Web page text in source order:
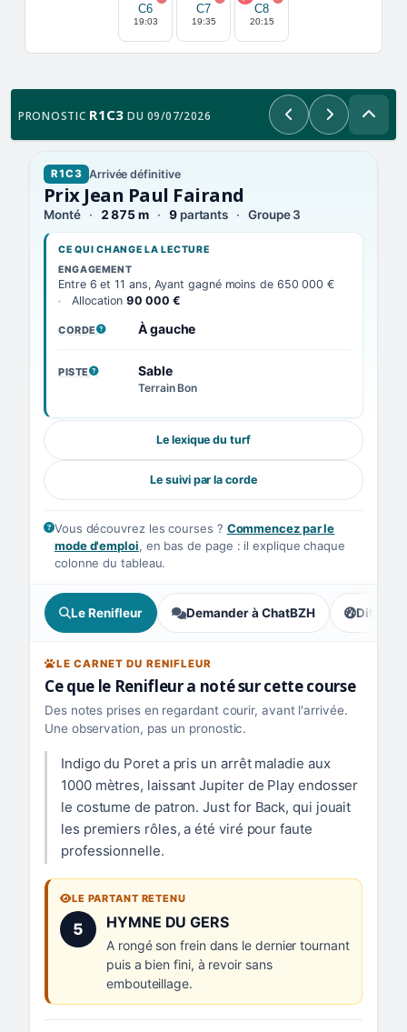
C6
19:03
C7
19:35
C8
20:15
PRONOSTIC R1C3 DU 09/07/2026 PrécédentSuivant
R1C3 Arrivée définitive
Prix Jean Paul Fairand
Monté 2 875 m 9partants Groupe 3
CE QUI CHANGE LA LECTURE
ENGAGEMENT
Entre 6 et 11 ans, Ayant gagné moins de 650 000 €
Allocation90 000 €
CORDE
, VOIR LA DÉFINITION
À gauche
PISTE
, VOIR LA DÉFINITION
Sable
Terrain Bon
Le lexique du turf
Le suivi par la corde
Vous découvrez les courses ? Commencez par le
mode d'emploi, en bas de page : il explique chaque
colonne du tableau.
Le Renifleur Demander à ChatBZH ,
LE CARNET DU RENIFLEUR
Ce que le Renifleur a noté sur cette course
Des notes prises en regardant courir, avant l'arrivée.
Une observation, pas un pronostic.
Indigo du Poret a pris un arrêt maladie aux
1000 mètres, laissant Jupiter de Play endosser
le costume de patron. Just for Back, qui jouait
les premiers rôles, a été viré pour faute
professionnelle.
LE PARTANT RETENU
5 Numéro 5 :
HYMNE DU GERS
A rongé son frein dans le dernier tournant
puis a bien fini, à revoir sans
embouteillage.